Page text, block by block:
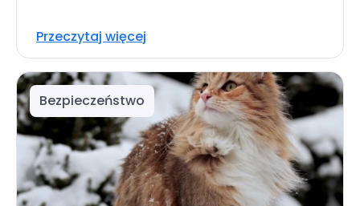
Przeczytaj więcej
Bezpieczeństwo